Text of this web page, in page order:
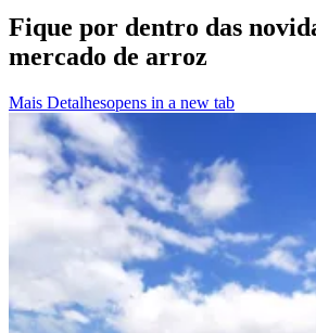
Fique por dentro das
mercado de arroz
Mais Detalhesopens in a new tab